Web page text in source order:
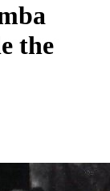
the